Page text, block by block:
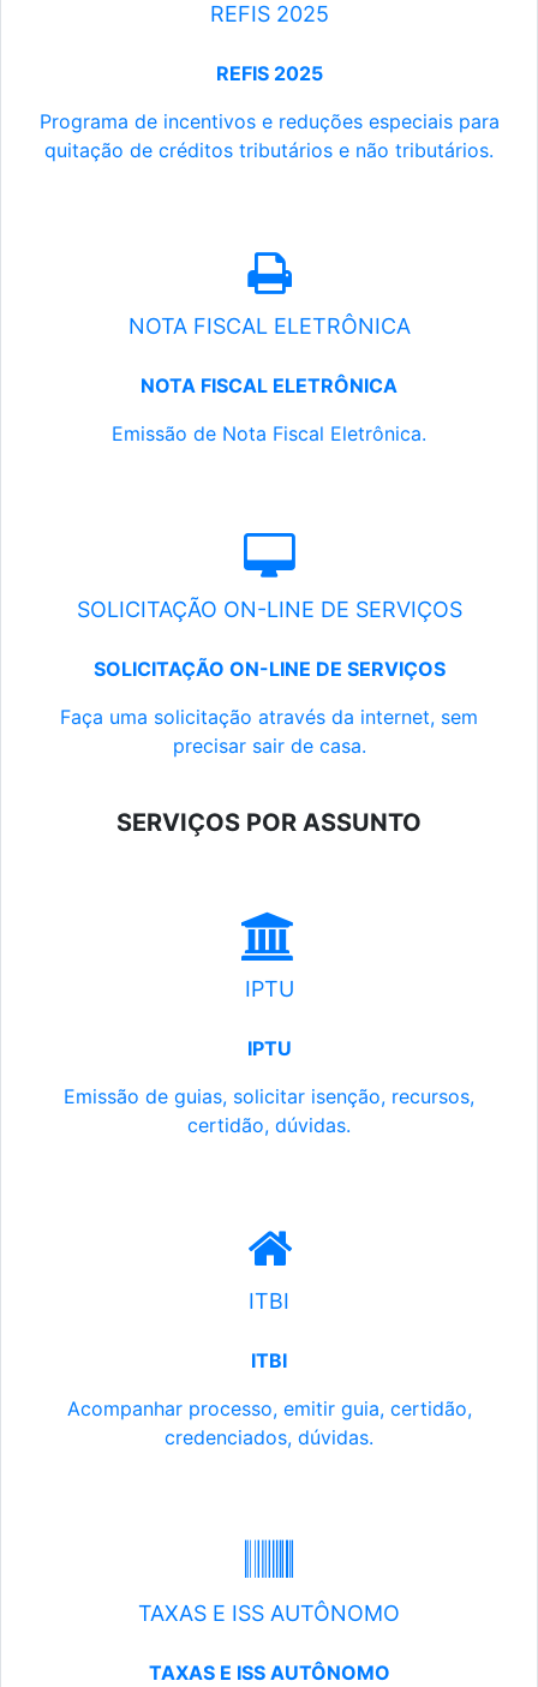
REFIS 2025
REFIS 2025
Programa de incentivos e reduções especiais para
quitação de créditos tributários e não tributários.
NOTA FISCAL ELETRÔNICA
NOTA FISCAL ELETRÔNICA
Emissão de Nota Fiscal Eletrônica.
SOLICITAÇÃO ON-LINE DE SERVIÇOS
SOLICITAÇÃO ON-LINE DE SERVIÇOS
Faça uma solicitação através da internet, sem
precisar sair de casa.
SERVIÇOS POR ASSUNTO
IPTU
IPTU
Emissão de guias, solicitar isenção, recursos,
certidão, dúvidas.
ITBI
ITBI
Acompanhar processo, emitir guia, certidão,
credenciados, dúvidas.
TAXAS E ISS AUTÔNOMO
TAXAS E ISS AUTÔNOMO